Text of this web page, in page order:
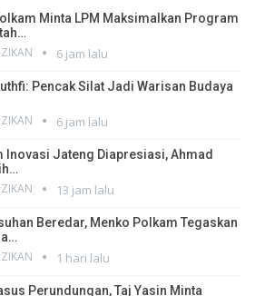
Minta LPM Maksimalkan Program
6 jam lalu
Pencak Silat Jadi Warisan Budaya
6 jam lalu
Inovasi Jateng Diapresiasi, Ahmad
13 jam lalu
Beredar, Menko Polkam Tegaskan
1 hari lalu
Perundungan, Taj Yasin Minta